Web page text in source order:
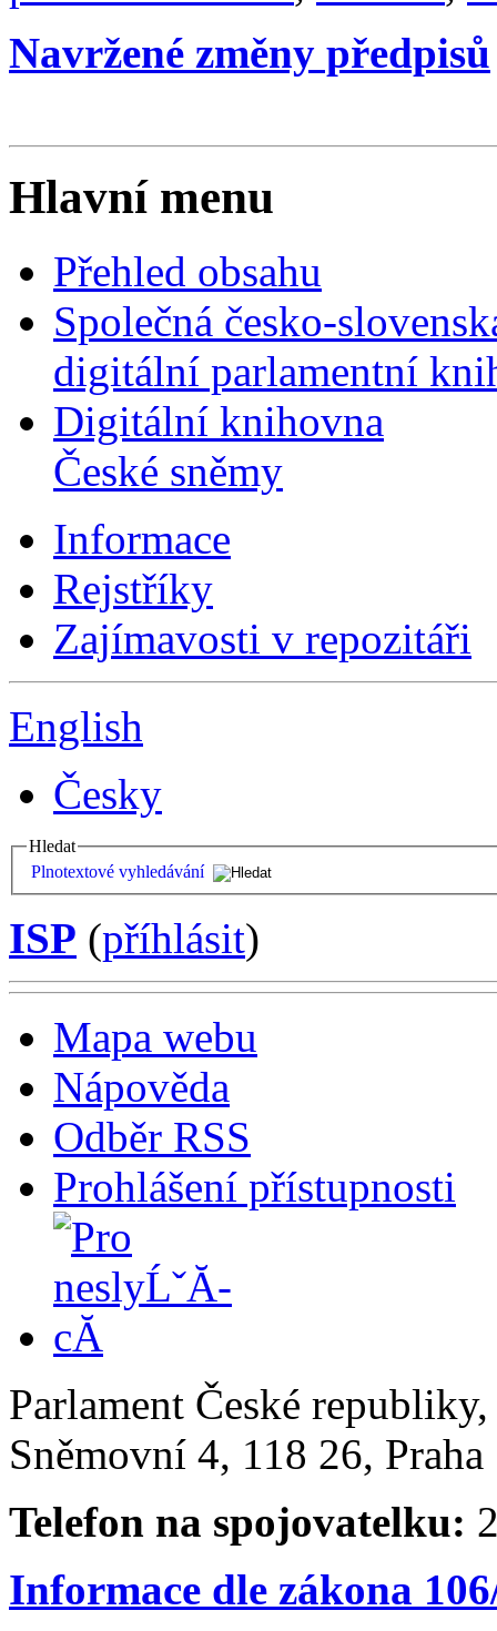
Navržené změny předpisů
Hlavní menu
Přehled obsahu
Společná česko-
digitální parlamentní
Digitální knihovna
České sněmy
Informace
Rejstříky
Zajímavosti v repozitáři
English
Česky
Hledat
Plnotextové vyhledávání
ISP (příhlásit)
Mapa webu
Nápověda
Odběr RSS
Prohlášení přístupnosti
Parlament České
Sněmovní 4, 118 26,
Telefon na spojovatelku:
Informace dle zákona